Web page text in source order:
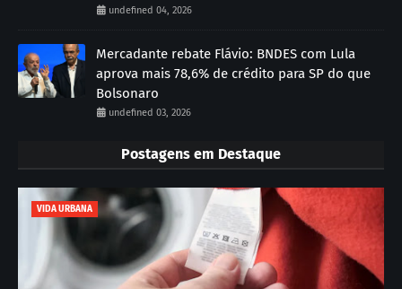
undefined 04, 2026
Mercadante rebate Flávio: BNDES com Lula
aprova mais 78,6% de crédito para SP do que
Bolsonaro
undefined 03, 2026
Postagens em Destaque
VIDA URBANA